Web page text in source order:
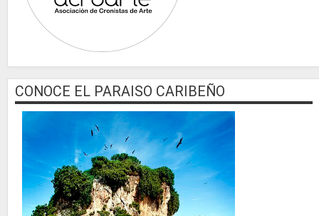
CONOCE EL PARAISO CARIBEÑO